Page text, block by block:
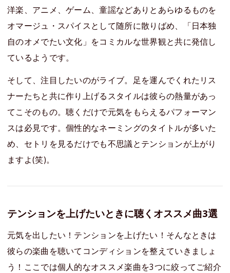
洋楽、アニメ、ゲーム、童謡などありとあらゆるものを
オマージュ・スパイスとして随所に散りばめ、「日本独
自のオメでたい文化」をコミカルな世界観と共に発信し
ているようです。
そして、注目したいのがライブ。足を運んでくれたリス
ナーたちと共に作り上げるスタイルは彼らの熱量があっ
てこそのもの。聴くだけで元気をもらえるパフォーマン
スは必見です。個性的なネーミングのタイトルが多いた
め、セトリを見るだけでも不思議とテンションが上がり
ますよ(笑)。
テンションを上げたいときに聴くオススメ曲3選
元気を出したい！テンションを上げたい！そんなときは
彼らの楽曲を聴いてコンディションを整えていきましょ
う！ここでは個人的なオススメ楽曲を3つに絞ってご紹介